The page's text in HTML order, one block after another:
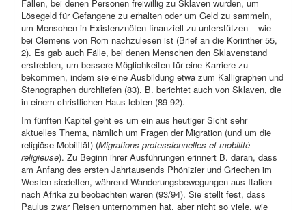
Fällen, bei denen Personen freiwillig zu Sklaven wurden, um
Lösegeld für Gefangene zu erhalten oder um Geld zu sammeln,
um Menschen in Existenznöten finanziell zu unterstützen – wie
bei Clemens von Rom nachzulesen ist (Brief an die Korinther 55,
2). Es gab auch Fälle, bei denen Menschen den Sklavenstand
erstrebten, um bessere Möglichkeiten für eine Karriere zu
bekommen, indem sie eine Ausbildung etwa zum Kalligraphen und
Stenographen durchliefen (83). B. berichtet auch von Sklaven, die
in einem christlichen Haus lebten (89-92).
Im fünften Kapitel geht es um ein aus heutiger Sicht sehr
aktuelles Thema, nämlich um Fragen der Migration (und um die
religiöse Mobilität) (Migrations professionnelles et mobilité
religieuse). Zu Beginn ihrer Ausführungen erinnert B. daran, dass
am Anfang des ersten Jahrtausends Phönizier und Griechen im
Westen siedelten, während Wanderungsbewegungen aus Italien
nach Afrika zu beobachten waren (93/94). Sie stellt fest, dass
Paulus zwar Reisen unternommen hat, aber nicht so viele, wie